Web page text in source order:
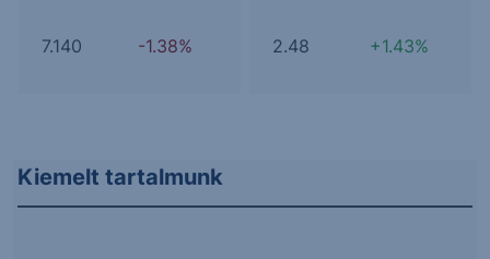
7.140 -1.38% 2.48 +1.43%
Kiemelt tartalmunk